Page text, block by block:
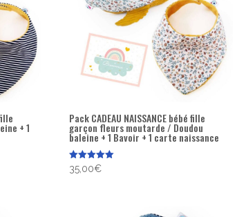
+ 1
Pack CADEAU NAISSANCE bébé fille
garçon fleurs moutarde / Doudou
baleine + 1 Bavoir + 1 carte naissance
Note
5.00
35,00€